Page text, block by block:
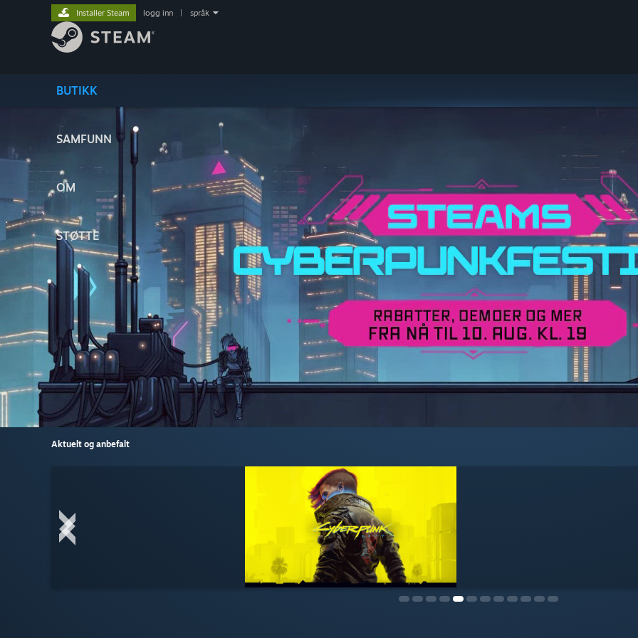
BUTIKK
SAMFUNN
OM
STØTTE
Installer Steam logg inn språk
Aktuelt og anbefalt